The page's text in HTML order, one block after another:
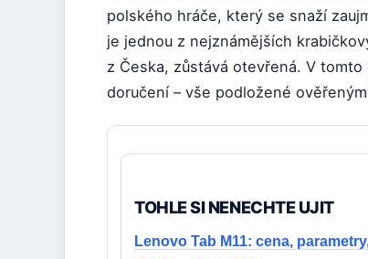
polského hráče, který se snaží
je jednou z nejznámějších
z Česka, zůstává otevřená. V
doručení – vše podložené
TOHLE SI NENECHTE UJIT
Lenovo Tab M11: cena,